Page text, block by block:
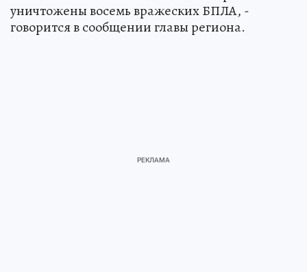
уничтожены восемь вражеских БПЛА, -
говорится в сообщении главы региона.